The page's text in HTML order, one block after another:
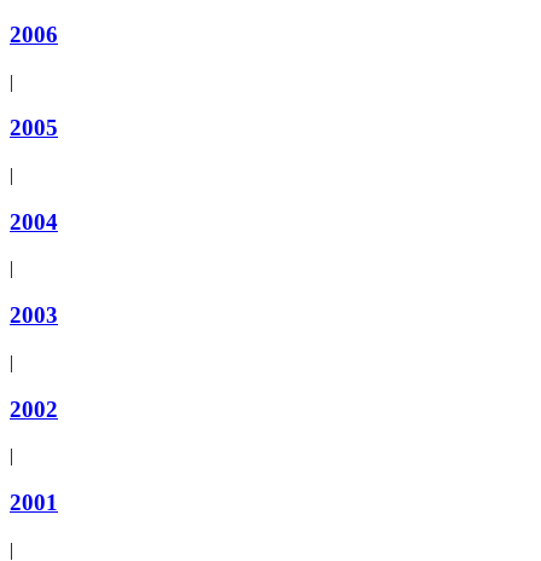
2006
|
2005
|
2004
|
2003
|
2002
|
2001
|